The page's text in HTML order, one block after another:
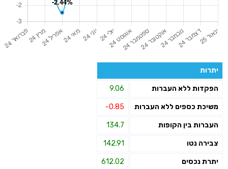
יתרות
הפקדות ללא העברות 9.06
משיכת כספים ללא העברות -0.85
העברות בין הקופות 134.7
צבירה נטו 142.91
יתרת נכסים 612.02